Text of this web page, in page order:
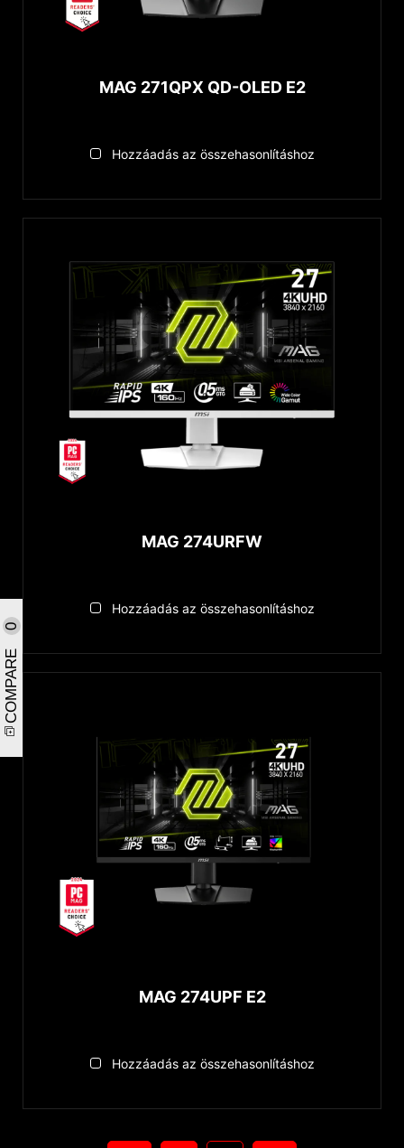
COMPARE
0
MAG 271QPX QD-OLED E2
Hozzáadás az összehasonlításhoz
MAG 274URFW
Hozzáadás az összehasonlításhoz
MAG 274UPF E2
Hozzáadás az összehasonlításhoz